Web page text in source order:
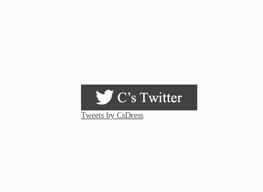
Tweets by CsDress